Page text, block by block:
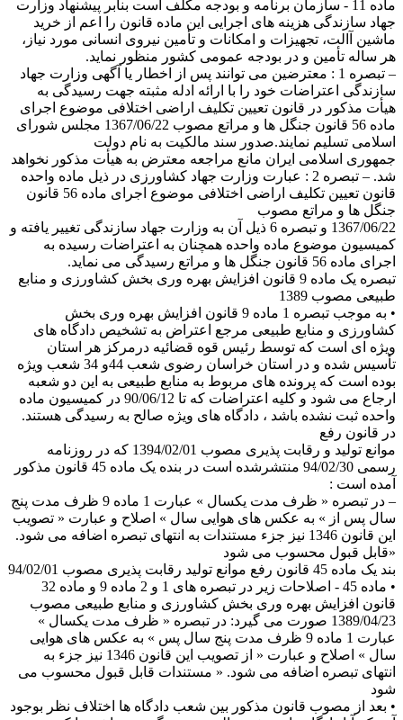
ماده 11 - سازمان برنامه و بودجه مکلف است بنابر پیشنهاد وزارت
جهاد سازندگی هزینه های اجرایی این ماده قانون را اعم از خرید
ماشین آالت، تجهیزات و امکانات و تأمین نیروی انسانی مورد نیاز،
هر ساله تأمین و در بودجه عمومی کشور منظور نماید.
– تبصره 1 : معترضین می توانند پس از اخطار یا آگهی وزارت جهاد
سازندگی اعتراضات خود را با ارائه ادله مثبته جهت رسیدگی به
هیأت مذکور در قانون تعیین تکلیف اراضی اختلافی موضوع اجرای
ماده 56 قانون جنگل ها و مراتع مصوب 1367/06/22 مجلس شورای
اسلامی تسلیم نمایند.صدور سند مالکیت به نام دولت
جمهوری اسلامی ایران مانع مراجعه معترض به هیأت مذکور نخواهد
شد. – تبصره 2 : عبارت وزارت جهاد کشاورزی در ذیل ماده واحده
قانون تعیین تکلیف اراضی اختلافی موضوع اجرای ماده 56 قانون
جنگل ها و مراتع مصوب
1367/06/22 و تبصره 6 ذیل آن به وزارت جهاد سازندگی تغییر یافته و
کمیسیون موضوع ماده واحده همچنان به اعتراضات رسیده به
اجرای ماده 56 قانون جنگل ها و مراتع رسیدگی می نماید.
تبصره یک ماده 9 قانون افزایش بهره وری بخش کشاورزی و منابع
طبیعی مصوب 1389
• به موجب تبصره 1 ماده 9 قانون افزایش بهره وری بخش
کشاورزی و منابع طبیعی مرجع اعتراض به تشخیص دادگاه های
ویژه ای است که توسط رئیس قوه قضائیه درمرکز هر استان
تأسیس شده و در استان خراسان رضوی شعب 44و 34 شعب ویژه
بوده است که پرونده های مربوط به منابع طبیعی به این دو شعبه
ارجاع می شود و کلیه اعتراضات که تا 90/06/12 در کمیسیون ماده
واحده ثبت نشده باشد ، دادگاه های ویژه صالح به رسیدگی هستند.
در قانون رفع
موانع تولید و رقابت پذیری مصوب 1394/02/01 که در روزنامه
رسمی 94/02/30 منتشرشده است در بنده یک ماده 45 قانون مذکور
آمده است :
– در تبصره « ظرف مدت یکسال » عبارت 1 ماده 9 ظرف مدت پنج
سال پس از » به عکس های هوایی سال » اصلاح و عبارت « تصویب
این قانون 1346 نیز جزء مستندات به انتهای تبصره اضافه می شود.
«قابل قبول محسوب می شود
بند یک ماده 45 قانون رفع موانع تولید رقابت پذیری مصوب 94/02/01
• ماده 45 - اصلاحات زیر در تبصره های 1 و 2 ماده 9 و ماده 32
قانون افزایش بهره وری بخش کشاورزی و منابع طبیعی مصوب
1389/04/23 صورت می گیرد: در تبصره « ظرف مدت یکسال »
عبارت 1 ماده 9 ظرف مدت پنج سال پس » به عکس های هوایی
سال » اصلاح و عبارت « از تصویب این قانون 1346 نیز جزء به
انتهای تبصره اضافه می شود. « مستندات قابل قبول محسوب می
شود
• بعد از مصوب قانون مذکور بین شعب دادگاه ها اختلاف نظر بوجود